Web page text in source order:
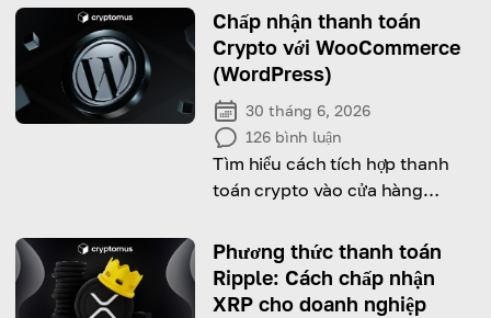
vậy.
Chấp nhận thanh toán
Crypto với WooCommerce
(WordPress)
30 tháng 6, 2026
126 bình luận
Tìm hiểu cách tích hợp thanh
toán crypto vào cửa hàng
doanh nghiệp của bạn một cách
dễ dàng.
Phương thức thanh toán
Ripple: Cách chấp nhận
XRP cho doanh nghiệp